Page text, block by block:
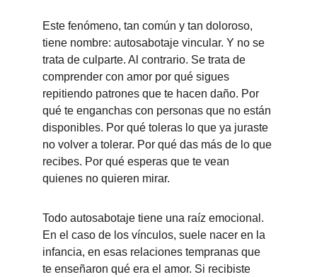
Este fenómeno, tan común y tan doloroso,
tiene nombre: autosabotaje vincular. Y no se
trata de culparte. Al contrario. Se trata de
comprender con amor por qué sigues
repitiendo patrones que te hacen daño. Por
qué te enganchas con personas que no están
disponibles. Por qué toleras lo que ya juraste
no volver a tolerar. Por qué das más de lo que
recibes. Por qué esperas que te vean
quienes no quieren mirar.
Todo autosabotaje tiene una raíz emocional.
En el caso de los vínculos, suele nacer en la
infancia, en esas relaciones tempranas que
te enseñaron qué era el amor. Si recibiste